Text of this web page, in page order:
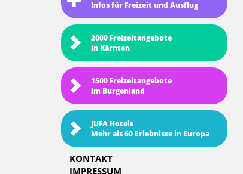
Infos für Freizeit und Ausflug
2000 Freizeitangebote
in Kärnten
1500 Freizeitangebote
im Burgenland
JUFA Hotels
Mehr als 60 Erlebnisse in Europa
KONTAKT
IMPRESSUM